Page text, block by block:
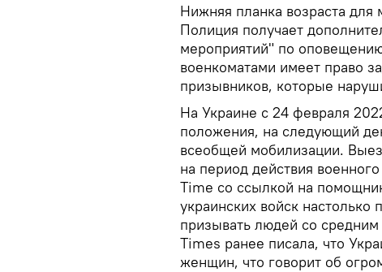
Нижняя планка возраста для
Полиция получает
мероприятий" по
военкоматами имеет право
призывников, которые
На Украине с 24 февраля
положения, на следующий
всеобщей мобилизации.
на период действия
Time со ссылкой на
украинских войск
призывать людей со средним
Times ранее писала, что
женщин, что говорит об